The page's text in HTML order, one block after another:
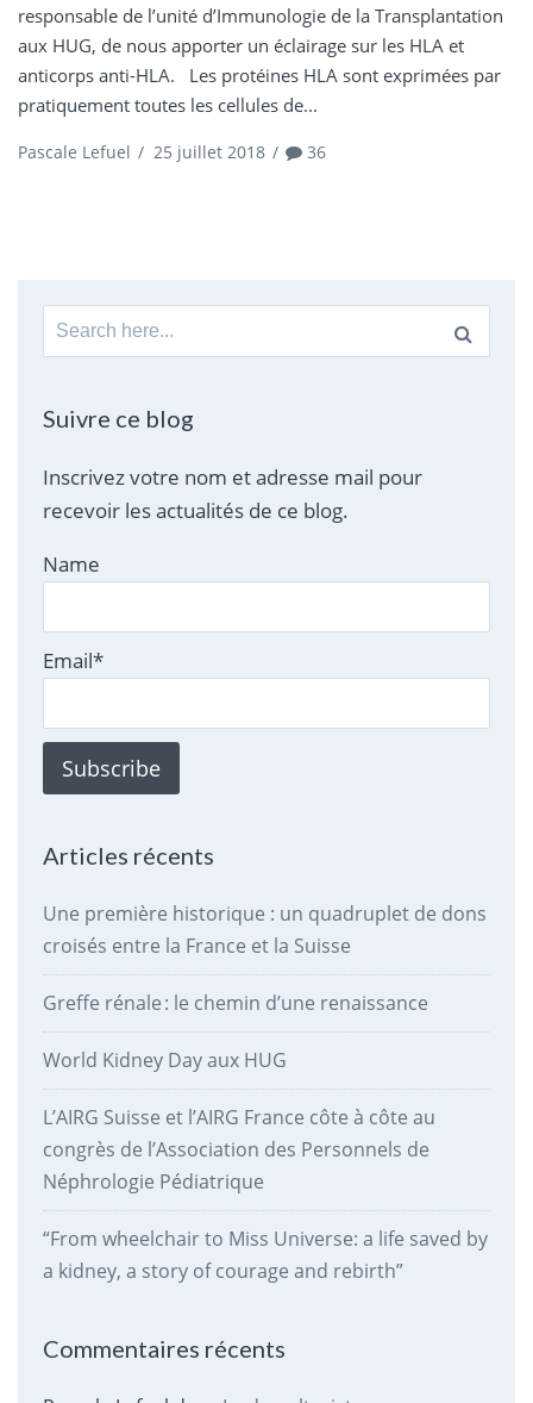
responsable de l’unité d’Immunologie de la Transplantation
aux HUG, de nous apporter un éclairage sur les HLA et
anticorps anti-HLA. Les protéines HLA sont exprimées par
pratiquement toutes les cellules de...
Pascale Lefuel / 25 juillet 2018 / 36
Search
for:
Suivre ce blog
Inscrivez votre nom et adresse mail pour
recevoir les actualités de ce blog.
Name
Email*
Articles récents
Une première historique : un quadruplet de dons
croisés entre la France et la Suisse
Greffe rénale : le chemin d’une renaissance
World Kidney Day aux HUG
L’AIRG Suisse et l’AIRG France côte à côte au
congrès de l’Association des Personnels de
Néphrologie Pédiatrique
“From wheelchair to Miss Universe: a life saved by
a kidney, a story of courage and rebirth”
Commentaires récents